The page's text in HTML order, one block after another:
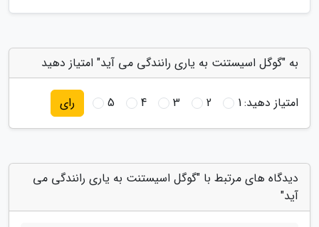
به "گوگل اسیستنت به یاری رانندگی می آید" امتیاز دهید
امتیاز دهید:1
2
3
4
5 رای
دیدگاه های مرتبط با "گوگل اسیستنت به یاری رانندگی می
آید"